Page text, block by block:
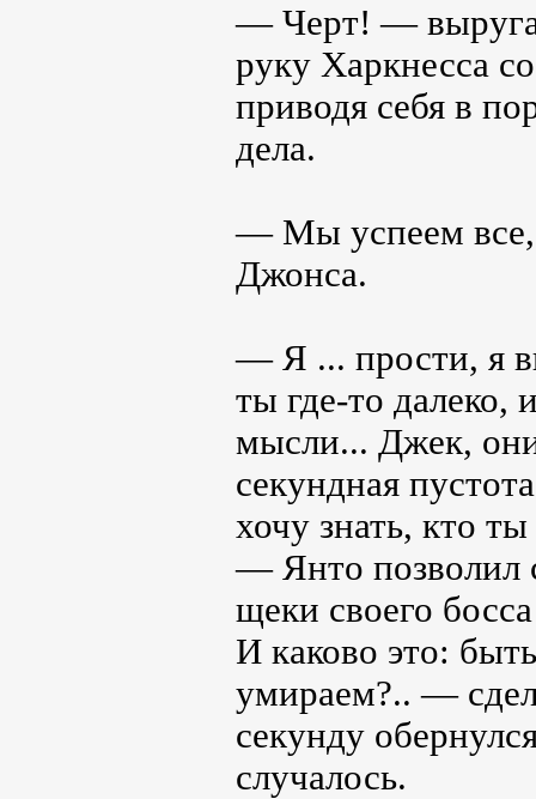
— Черт! —
руку Харкнесса
приводя себя в
дела.
— Мы успеем все,
Джонса.
— Я ... прости, я
ты где-то далеко,
мысли... Джек,
секундная
хочу знать, кто
— Янто позволил
щеки своего
И каково это:
умираем?.. —
секунду
случалось.